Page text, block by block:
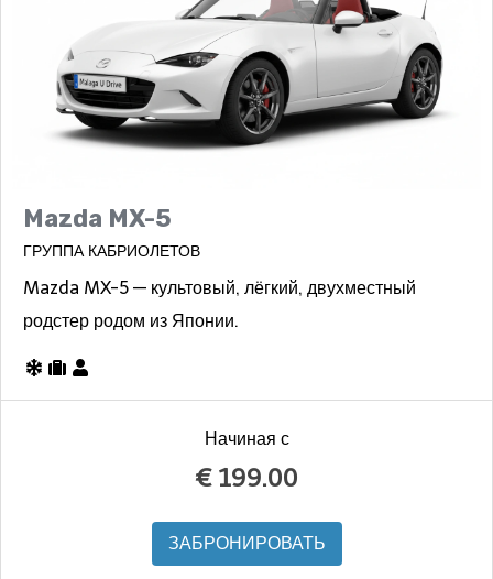
Mazda MX-5
ГРУППА КАБРИОЛЕТОВ
Mazda MX-5 — культовый, лёгкий, двухместный
родстер родом из Японии.
Начиная с
€ 199.00
ЗАБРОНИРОВАТЬ